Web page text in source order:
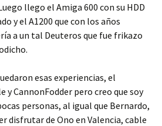
llego el Amiga 600 con su HDD
y el A1200 que con los años
a un tal Deuteros que fue frikazo
esas experiencias, el
y CannonFodder pero creo que soy
personas, al igual que Bernardo,
disfrutar de Ono en Valencia, cable